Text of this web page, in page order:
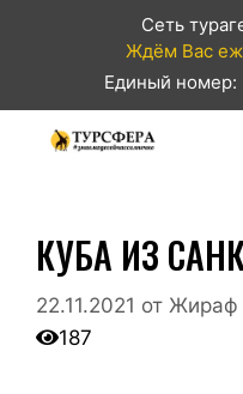
Сеть
Ждём Вас
Единый номер:
КУБА ИЗ
22.11.2021 от Жираф
187